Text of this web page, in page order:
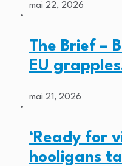
mai 22, 2026
The Brief –
EU
mai 21, 2026
‘Ready for
hooligans